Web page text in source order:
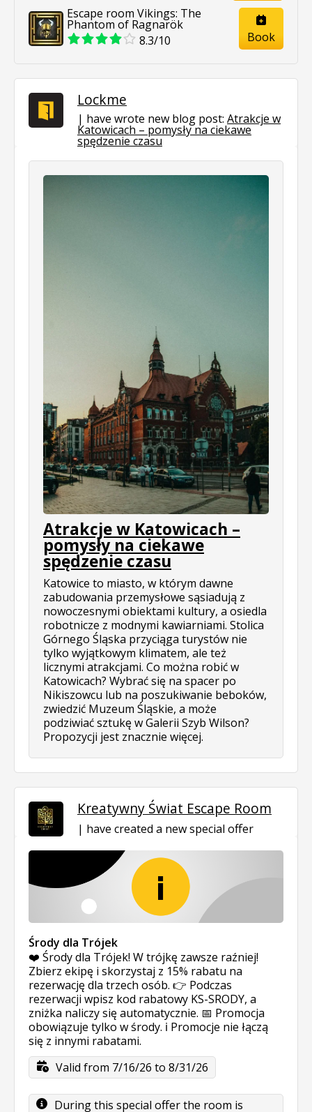
Escape room Vikings: The
Phantom of Ragnarök
8.3/10
Book
Lockme
have wrote new blog post: Atrakcje w
Katowicach – pomysły na ciekawe
spędzenie czasu
Atrakcje w Katowicach –
pomysły na ciekawe
spędzenie czasu
Katowice to miasto, w którym dawne
zabudowania przemysłowe sąsiadują z
nowoczesnymi obiektami kultury, a osiedla
robotnicze z modnymi kawiarniami. Stolica
Górnego Śląska przyciąga turystów nie
tylko wyjątkowym klimatem, ale też
licznymi atrakcjami. Co można robić w
Katowicach? Wybrać się na spacer po
Nikiszowcu lub na poszukiwanie beboków,
zwiedzić Muzeum Śląskie, a może
podziwiać sztukę w Galerii Szyb Wilson?
Propozycji jest znacznie więcej.
Kreatywny Świat Escape Room
have created a new special offer
Środy dla Trójek
❤️ Środy dla Trójek! W trójkę zawsze raźniej!
Zbierz ekipę i skorzystaj z 15% rabatu na
rezerwację dla trzech osób. 👉 Podczas
rezerwacji wpisz kod rabatowy KS-SRODY, a
zniżka naliczy się automatycznie. 📅 Promocja
obowiązuje tylko w środy. ℹ️ Promocje nie łączą
się z innymi rabatami.
Valid from 7/16/26 to 8/31/26
During this special offer the room is